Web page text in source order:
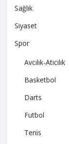
Sağlık
Siyaset
Spor
Avcılık-Atıcılık
Basketbol
Darts
Futbol
Tenis